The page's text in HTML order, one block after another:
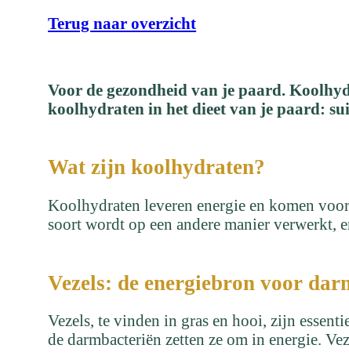
Terug naar overzicht
Voor de gezondheid van je paard.
koolhydraten in het dieet van je paard:
Wat zijn koolhydraten?
Koolhydraten leveren energie en komen
soort wordt op een andere manier verwerkt,
Vezels: de energiebron voor
Vezels, te vinden in gras en hooi, zijn
de darmbacteriën zetten ze om in energie.